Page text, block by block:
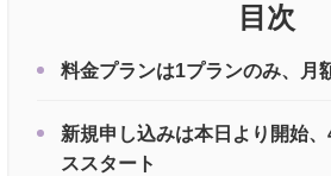
目次
料金プランは1プランのみ、月
新規申し込みは本日より開始
ススタート